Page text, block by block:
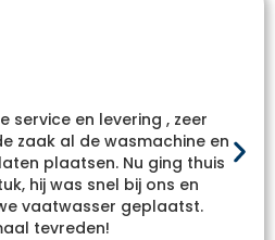
service en levering , zeer
zaak al de wasmachine en
plaatsen. Nu ging thuis
hij was snel bij ons en
vaatwasser geplaatst.
tevreden!